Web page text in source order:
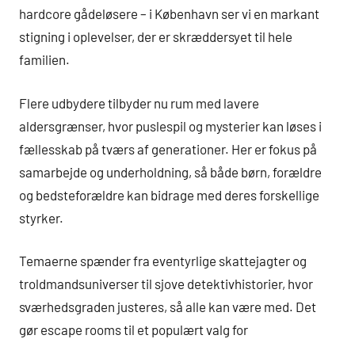
hardcore gådeløsere – i København ser vi en markant
stigning i oplevelser, der er skræddersyet til hele
familien.
Flere udbydere tilbyder nu rum med lavere
aldersgrænser, hvor puslespil og mysterier kan løses i
fællesskab på tværs af generationer. Her er fokus på
samarbejde og underholdning, så både børn, forældre
og bedsteforældre kan bidrage med deres forskellige
styrker.
Temaerne spænder fra eventyrlige skattejagter og
troldmandsuniverser til sjove detektivhistorier, hvor
sværhedsgraden justeres, så alle kan være med. Det
gør escape rooms til et populært valg for